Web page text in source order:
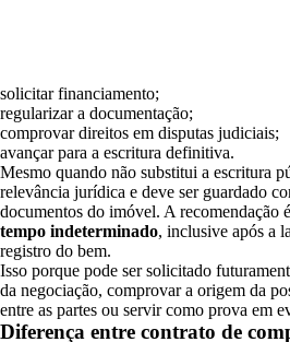
solicitar financiamento;
regularizar a documentação;
comprovar direitos em disputas judiciais;
avançar para a escritura definitiva.
Mesmo quando não substitui a escritura
relevância jurídica e deve ser guardado
documentos do imóvel. A recomendação
tempo indeterminado, inclusive após a
registro do bem.
Isso porque pode ser solicitado
da negociação, comprovar a origem da
entre as partes ou servir como prova em
Diferença entre contrato de